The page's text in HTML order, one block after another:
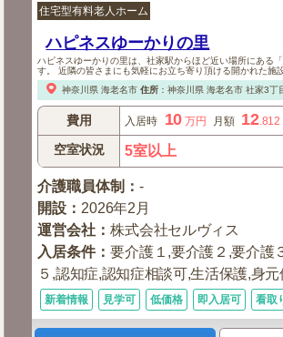
住宅型有料老人ホーム
ハピネスゆーかりの里
ハピネスゆーかりの里は、社家駅からほど近い場所にある
す。 近隣の皆さまにも気軽にお立ち寄り頂ける開かれた施
神奈川県 海老名市 住所： 神奈川県 海老名市社家3丁
費用 入居時 10 万円 月額 12.812
空室状況 5室以上
介護職員体制 ：-
開設 ： 2026年2月
運営会社 ：株式会社セルヴィス
入居条件：要介護１,要介護２,要介護
５,認知症,認知症相談可,生活保護,身
新着情報 見学可 低価格 即入居可 看取